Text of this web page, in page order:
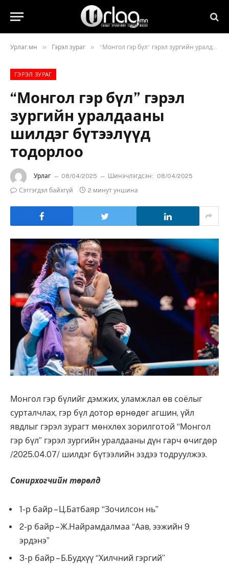
Урлаг.мн » Гэрэл зураг » “Монгол гэр бүл” гэрэл зургийн уралдааны шилдэг бүтээлүүд тодорлоо
ГЭРЭЛ ЗУРАГ
“Монгол гэр бүл” гэрэл
зургийн уралдааны
шилдэг бүтээлүүд
тодорлоо
Урлаг 08/04/2025 Шинэчлэгдсэн:
08/04/2025
Сэтгэгдэл байхгүй
2 минут уншина
Монгол гэр бүлийг дэмжих, уламжлал өв соёлыг
сурталчлах, гэр бүл дотор өрнөдөг агшин, үйл
явдлыг гэрэл зурагт мөнхлөх зорилготой “Монгол
гэр бүл” гэрэл зургийн уралдааны дүн гарч өчигдөр
/2025.04.07/ шилдэг бүтээлийн эздээ тодруулжээ.
Сонирхогчийн төрөлд
1-р байр – Ц.Батбаяр “Зочилсон нь”
2-р байр – Ж.Найрамдалмаа “Аав, ээжийн 9
эрдэнэ”
3-р байр – Б.Будхүү “Хилчний гэргий”